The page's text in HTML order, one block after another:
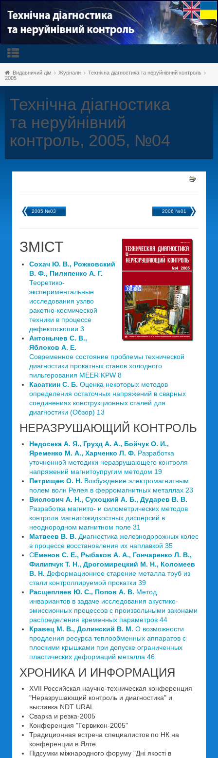
Видавничий дім Журнали
Технічна діагностика та неруйнівний контроль
2005
Технічна діагностика
та неруйнівний
контроль, 2005, №04
2005 №03 2006 №01
ЗМІСТ
Сохач Ю. В., Рожковский
В. Ф., Пилипенко А. Г.
Теоретико-
экспериментальные
исследования узлво
ракетно-космической
техники в процессе
дефектоскопии 3
Антонычев С. В.,
Яблоков А. Е.
Современное состояние проблемы технической
диагностики прокатных станов холодного
пильгерования MEER KPW 8
Касаткин С. Б. Оценка некоторых методов
определения остаточных напряжений в сварных
соединениях конструкционных сталей для
диагностики (Обзор) 13
НЕРАЗРУШАЮЩИЙ КОНТРОЛЬ
Недосека А. Я., Грузд А. А., Бойчук О. И.,
Яременко М. А., Харченко Л. Ф. Разработка
уточненной методики неразрушающего контроля
напряжений магнитоупругим методом 19
Петрищев О. Н. Возбуждение электромагнитным
полем волн Релея в ферромагнитных металлах 23
Вислович А. Н., Сухоцкий А. Б., Дударев В. В.
Разработка магнито- и силометрических методов
контроля магнитожидкостных дисперсий в
неоднородном магнитном поле 31
Матвеев В. В. Диагностика железнодорожных колес
в процессе восстановления их наплавкой 35
СЕменов С. Е., Рыбаков А. А., Гончаренко Л. В.,
Филипчук Т. Н., Дрогомирецкий М. Н., Коломеев
В. Н. Деформационное старение металла труб из
стали контроллируемой прокатки 39
Расщепляев Ю. С., Попов А. В. Метод
инвариантов в задаче исследования акустико-
эмиссионных процессов с произвольными законами
распределения временных параметров 44
Кравец М. В., Долинский В. М. О возможности
продления ресурса теплообменных аппаратов с
плоскими крышками при допуске ограниченных
пластических деформаций металла 46
ХРОНИКА И ИНФОРМАЦИЯ
XVII Российская научно-техническая конференция
"Неразрушающий контроль и диагностика" и
выставка NDT URAL
Сварка и резка-2005
Конференция "Гервикон-2005"
Традиционная встреча специалистов по НК на
конференции в Ялте
Пiдсумки мiжнародного форуму "Днi якостi в